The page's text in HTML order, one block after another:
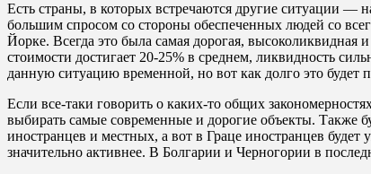
Есть страны, в которых встречаются другие ситуации —
большим спросом со стороны обеспеченных людей со
Йорке. Всегда это была самая дорогая,
стоимости достигает 20-25% в среднем, ликвидность
данную ситуацию временной, но вот как долго это будет
Если все-таки говорить о каких-то общих
выбирать самые современные и дорогие объекты. Также
иностранцев и местных, а вот в Граце иностранцев
значительно активнее. В Болгарии и Черногории в